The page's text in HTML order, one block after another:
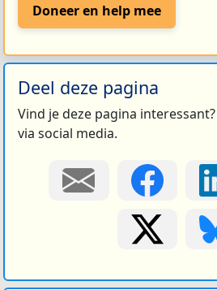
Doneer en help mee
Deel deze pagina
Vind je deze pagina
via social media.